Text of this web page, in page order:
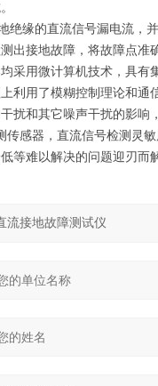
缘的直流信号漏电流，并
出接地故障，将故障点准
用微计算机技术，具有
利用了模糊控制理论和
扰和其它噪声干扰的影
感器，直流信号检测灵
等难以解决的问题迎刃而